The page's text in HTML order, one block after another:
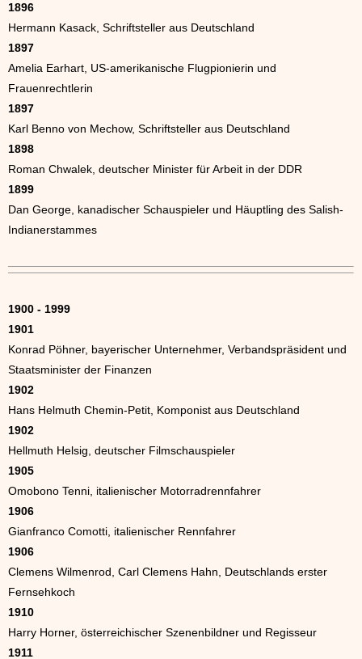
1896
Hermann Kasack, Schriftsteller aus Deutschland
1897
Amelia Earhart, US-amerikanische Flugpionierin und
Frauenrechtlerin
1897
Karl Benno von Mechow, Schriftsteller aus Deutschland
1898
Roman Chwalek, deutscher Minister für Arbeit in der DDR
1899
Dan George, kanadischer Schauspieler und Häuptling des Salish-
Indianerstammes
1900 - 1999
1901
Konrad Pöhner, bayerischer Unternehmer, Verbandspräsident und
Staatsminister der Finanzen
1902
Hans Helmuth Chemin-Petit, Komponist aus Deutschland
1902
Hellmuth Helsig, deutscher Filmschauspieler
1905
Omobono Tenni, italienischer Motorradrennfahrer
1906
Gianfranco Comotti, italienischer Rennfahrer
1906
Clemens Wilmenrod, Carl Clemens Hahn, Deutschlands erster
Fernsehkoch
1910
Harry Horner, österreichischer Szenenbildner und Regisseur
1911